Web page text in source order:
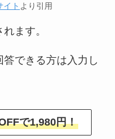
イト より引用
ます。
できる方は入力し
で1,980円！